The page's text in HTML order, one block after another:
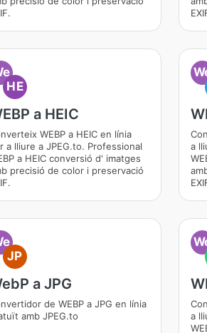
HE
a HEIC
WEBP a HEIC en línia
a lliure a JPEG.to. Professional
a HEIC conversió d' imatges
precisió de color i preservació
a
JP
a JPG
de WEBP a JPG en línia
amb JPEG.to
a